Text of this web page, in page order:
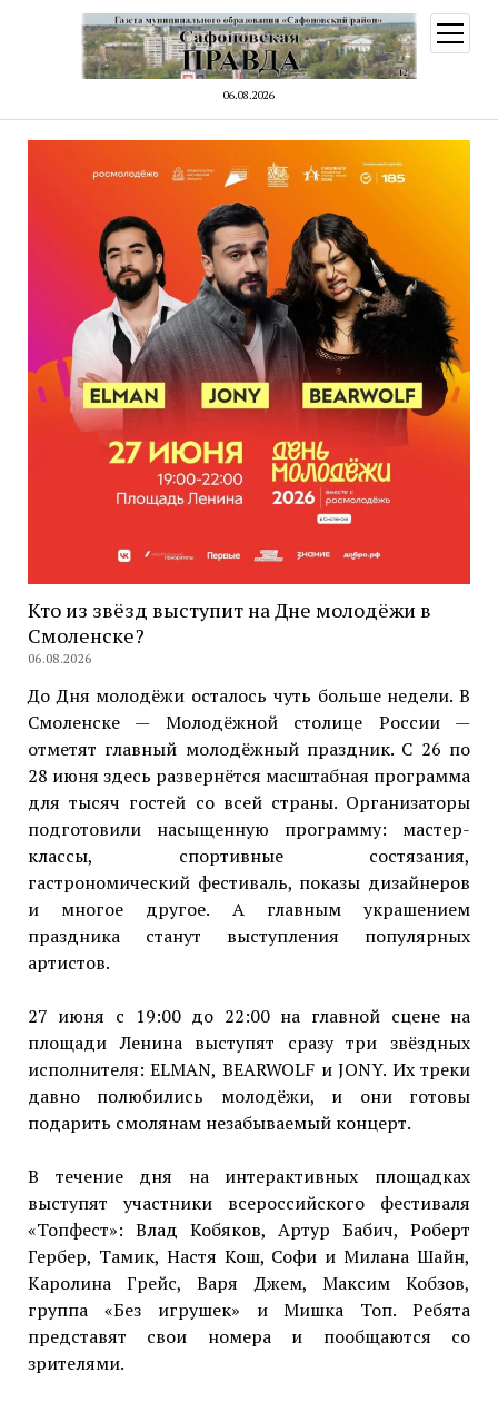
06.08.2026
меню
Кто из звёзд выступит на Дне молодёжи в
Смоленске?
06.08.2026
До Дня молодёжи осталось чуть больше недели. В
Смоленске — Молодёжной столице России —
отметят главный молодёжный праздник. С 26 по
28 июня здесь развернётся масштабная программа
для тысяч гостей со всей страны. Организаторы
подготовили насыщенную программу: мастер-
классы, спортивные состязания,
гастрономический фестиваль, показы дизайнеров
и многое другое. А главным украшением
праздника станут выступления популярных
артистов.
27 июня с 19:00 до 22:00 на главной сцене на
площади Ленина выступят сразу три звёздных
исполнителя: ELMAN, BEARWOLF и JONY. Их треки
давно полюбились молодёжи, и они готовы
подарить смолянам незабываемый концерт.
В течение дня на интерактивных площадках
выступят участники всероссийского фестиваля
«Топфест»: Влад Кобяков, Артур Бабич, Роберт
Гербер, Тамик, Настя Кош, Софи и Милана Шайн,
Каролина Грейс, Варя Джем, Максим Кобзов,
группа «Без игрушек» и Мишка Топ. Ребята
представят свои номера и пообщаются со
зрителями.